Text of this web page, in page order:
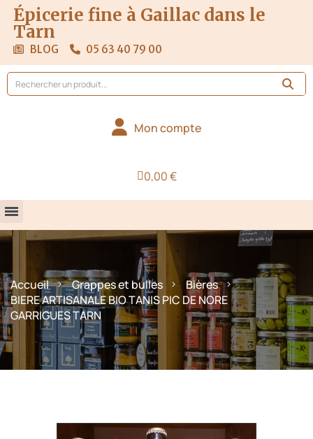
Épicerie fine à Gaillac dans le
Tarn
BLOG 05 63 40 79 00
Mon compte
0,00 €
Accueil Grappes et bulles
Bières
BIERE ARTISANALE BIO TANIS PIC DE NORE
GARRIGUES TARN